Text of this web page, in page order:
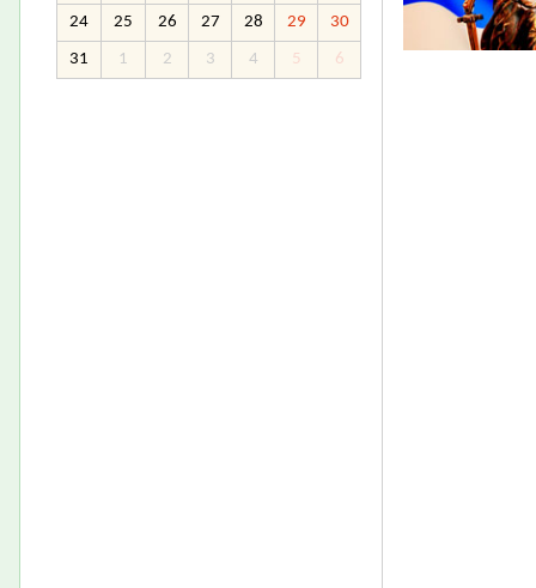
24 25 26 27 28 29 30
31 1 2 3 4 5 6